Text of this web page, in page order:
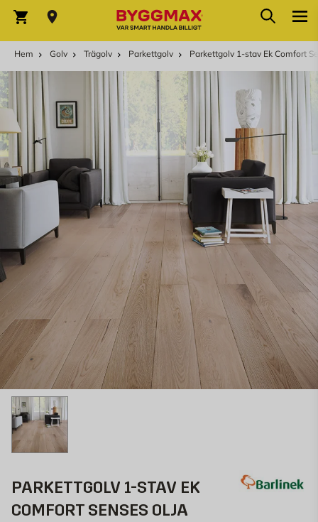
Varukorg Sök
Hem Golv Trägolv Parkettgolv Parkettgolv 1-stav Ek Comfort
PARKETTGOLV 1-STAV EK
COMFORT SENSES OLJA